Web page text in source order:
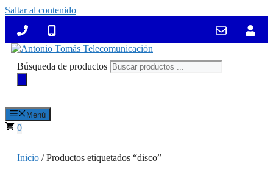
Saltar al contenido
Búsqueda de productos
Menú
0
Inicio / Productos etiquetados “disco”